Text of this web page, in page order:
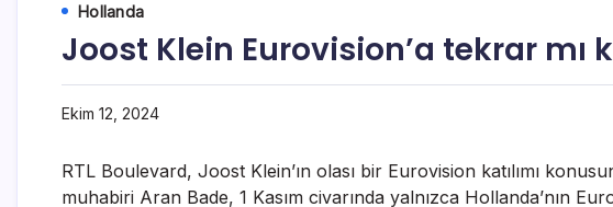
Hollanda
Joost Klein Eurovision’a tekrar mı
Ekim 12, 2024
RTL Boulevard, Joost Klein’ın olası bir Eurovision katılımı
muhabiri Aran Bade, 1 Kasım civarında yalnızca Hollanda’nın